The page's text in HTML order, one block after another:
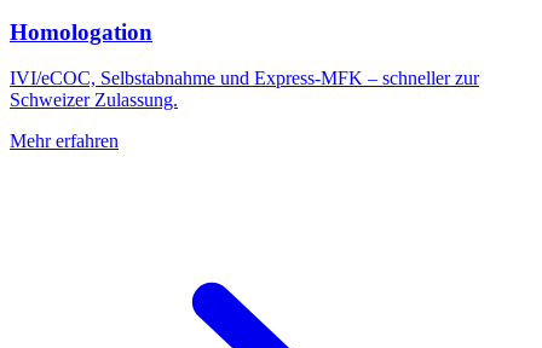
Homologation
IVI/eCOC, Selbstabnahme und Express-MFK – schneller zur
Schweizer Zulassung.
Mehr erfahren